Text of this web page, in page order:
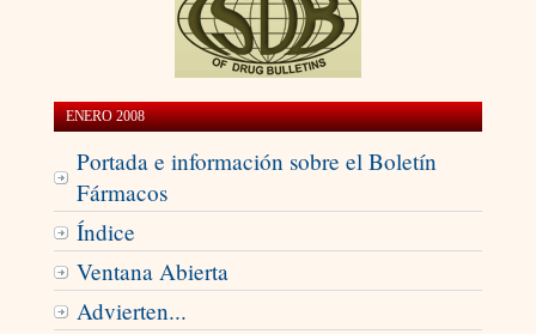
ENERO 2008
Portada e información sobre el Boletín
Fármacos
Índice
Ventana Abierta
Advierten...